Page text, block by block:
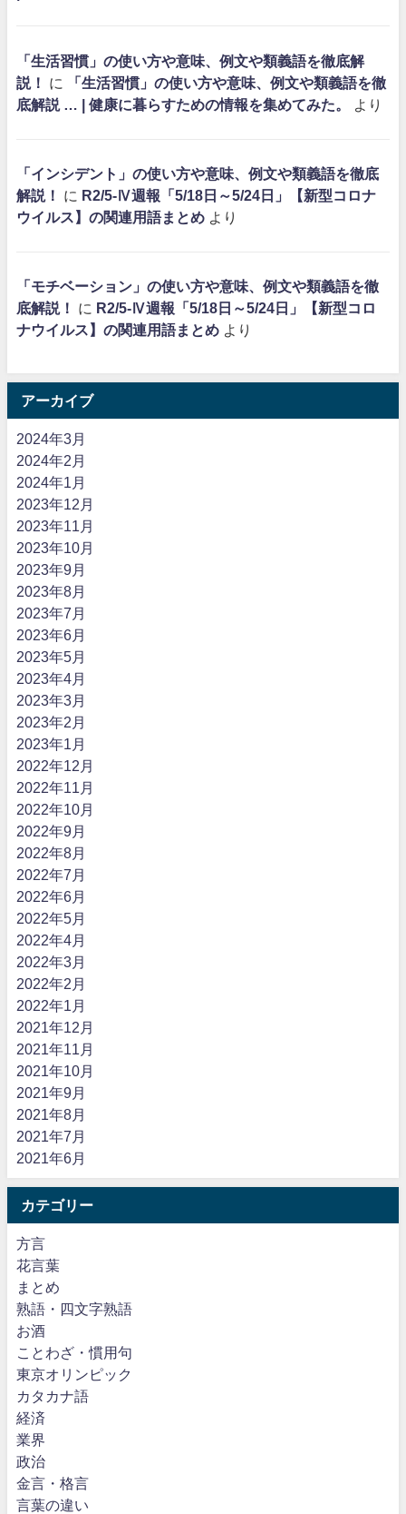
「生活習慣」の使い方や意味、例文や類義語を徹底解
説！
に
「生活習慣」の使い方や意味、例文や類義語を徹
底解説 … | 健康に暮らすための情報を集めてみた。
より
「インシデント」の使い方や意味、例文や類義語を徹底
解説！
に R2/5-Ⅳ週報「5/18日～5/24日」【新型コロナ
ウイルス】の関連用語まとめ より
「モチベーション」の使い方や意味、例文や類義語を徹
底解説！
に R2/5-Ⅳ週報「5/18日～5/24日」【新型コロ
ナウイルス】の関連用語まとめ より
アーカイブ
2024年3月
2024年2月
2024年1月
2023年12月
2023年11月
2023年10月
2023年9月
2023年8月
2023年7月
2023年6月
2023年5月
2023年4月
2023年3月
2023年2月
2023年1月
2022年12月
2022年11月
2022年10月
2022年9月
2022年8月
2022年7月
2022年6月
2022年5月
2022年4月
2022年3月
2022年2月
2022年1月
2021年12月
2021年11月
2021年10月
2021年9月
2021年8月
2021年7月
2021年6月
カテゴリー
方言
花言葉
まとめ
熟語・四文字熟語
お酒
ことわざ・慣用句
東京オリンピック
カタカナ語
経済
業界
政治
金言・格言
言葉の違い